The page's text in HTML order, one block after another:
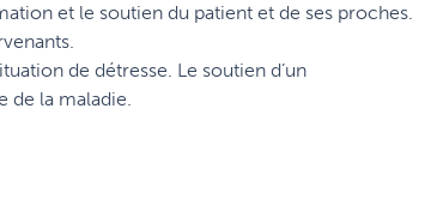
et le soutien du patient et de ses proches.
de détresse. Le soutien d’un
de la maladie.